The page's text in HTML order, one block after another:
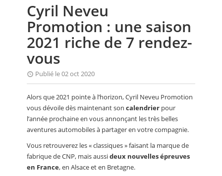
ANNUAIRES
PETITES ANNONCES
Cyril Neveu
Promotion : une saison
2021 riche de 7 rendez-
vous
Publié le 02 oct 2020
Alors que 2021 pointe à l’horizon, Cyril Neveu Promotion
vous dévoile dès maintenant son calendrier pour
l’année prochaine en vous annonçant les très belles
aventures automobiles à partager en votre compagnie.
Vous retrouverez les « classiques » faisant la marque de
fabrique de CNP, mais aussideux nouvelles épreuves
en France, en Alsace et en Bretagne.